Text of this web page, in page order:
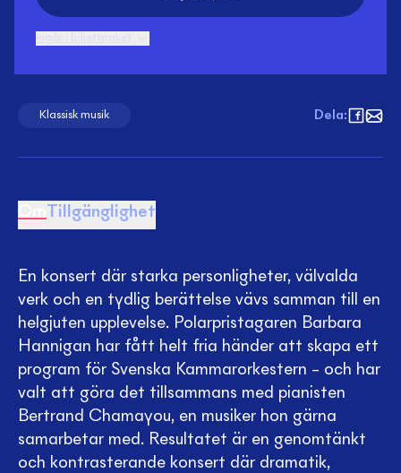
Klassisk musik Dela:
Tillgänglighet
En konsert där starka personligheter, välvalda
verk och en tydlig berättelse vävs samman till en
helgjuten upplevelse. Polarpristagaren Barbara
Hannigan har fått helt fria händer att skapa ett
program för Svenska Kammarorkestern – och har
valt att göra det tillsammans med pianisten
Bertrand Chamayou, en musiker hon gärna
samarbetar med. Resultatet är en genomtänkt
och kontrasterande konsert där dramatik,